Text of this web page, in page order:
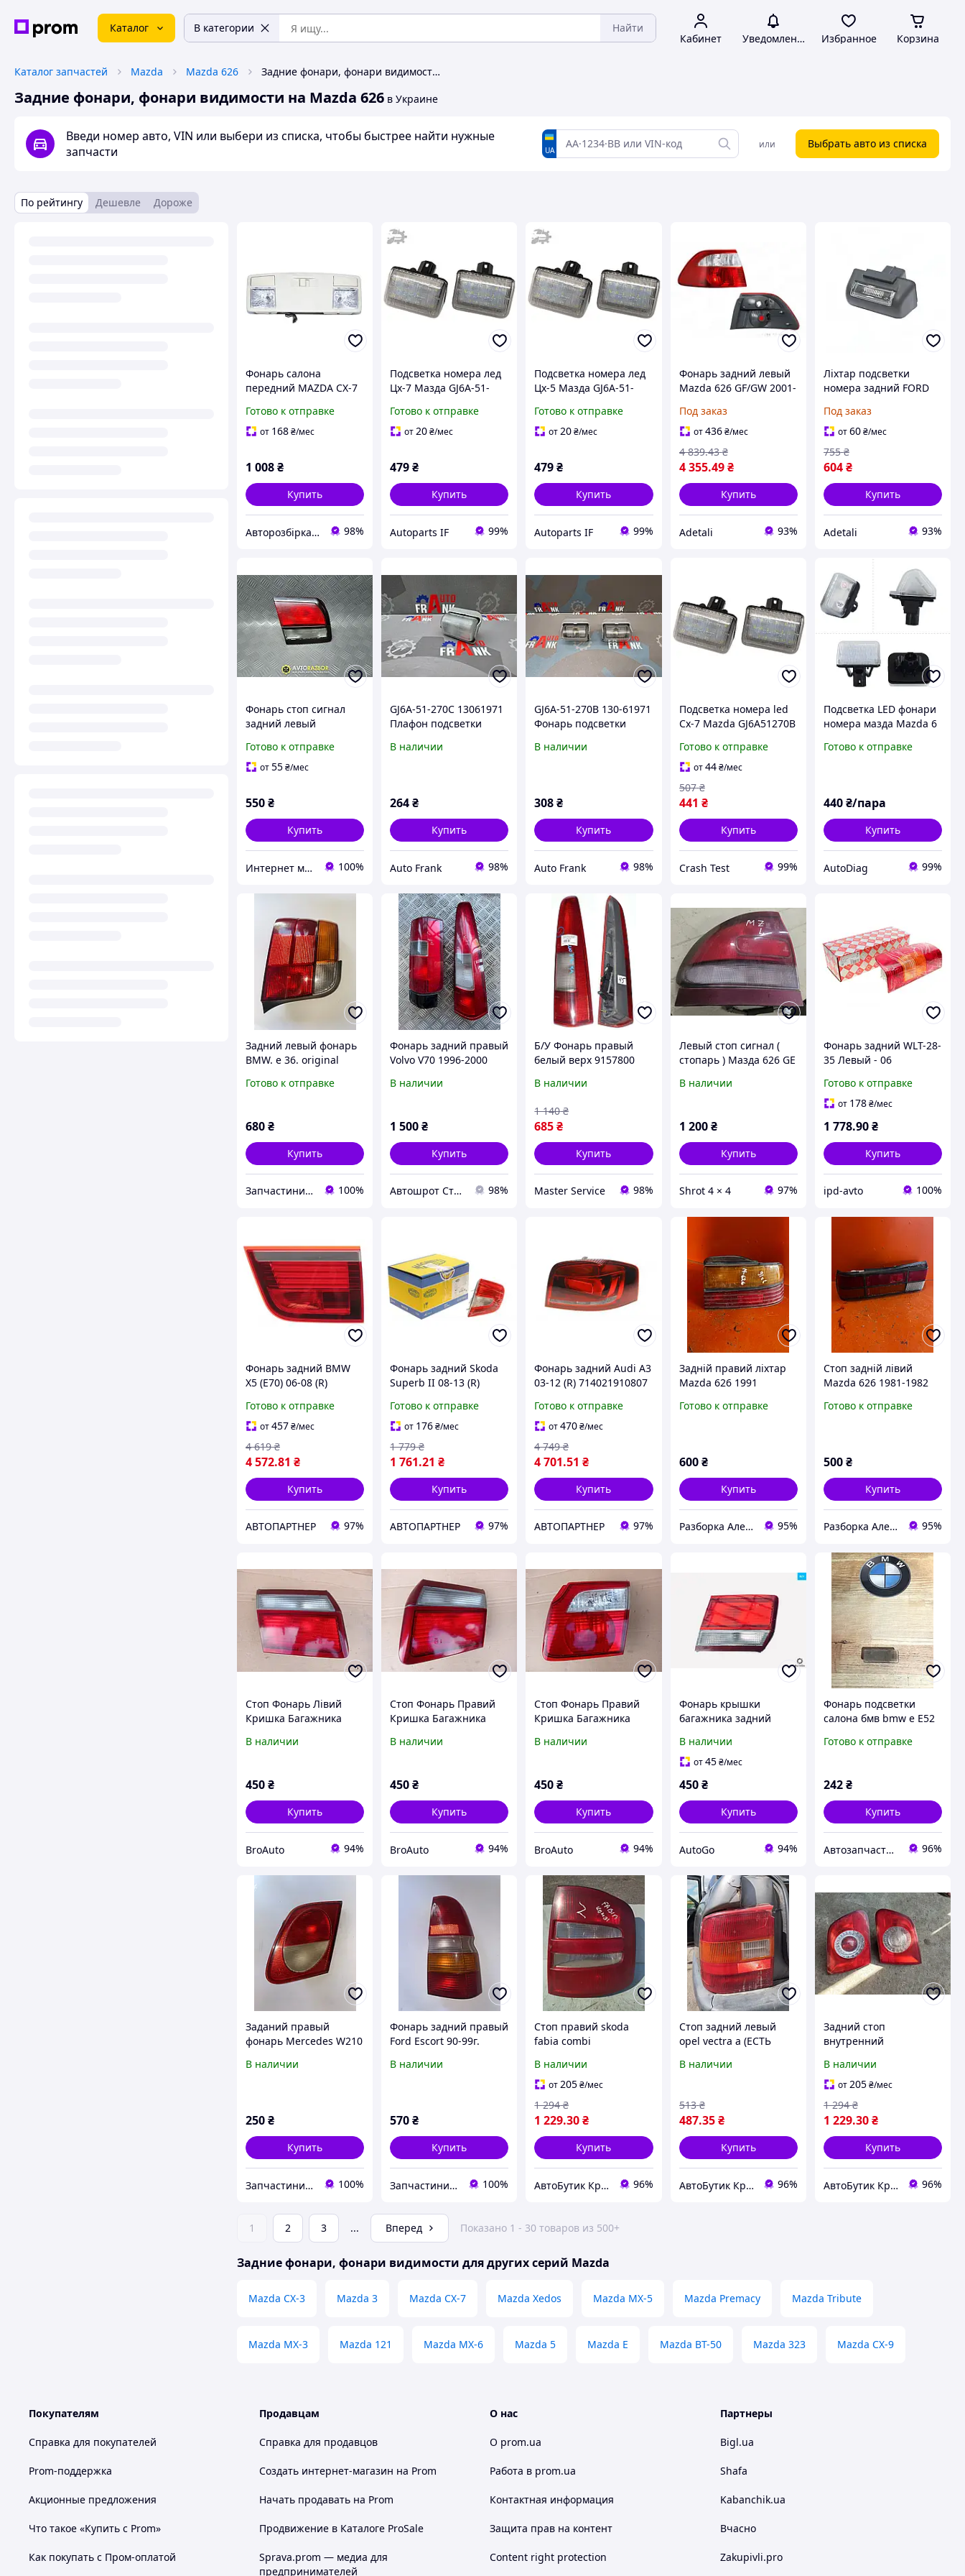
Каталог В категории Найти
Кабинет Уведомления Избранное Корзина
Каталог запчастей Mazda Mazda 626 Задние фонари, фонари видимости на Mazda 626
Задние фонари, фонари видимости на Mazda 626 в Украине
Введи номер авто, VIN или выбери из списка, чтобы быстрее найти нужные
запчасти
UA или Выбрать авто из списка
По рейтингу Дешевле Дороже
Фонарь салона
передний MAZDA CX-7
(GJ6A-69-970 75,
GJ6A6997075,
970A 75, GJ6A69970A75,
Готово к отправке
от 168₴/мес
1 008₴
Купить
Авторозбірка Мікроавтобусів 98%
Подсветка номера лед
Цх-7 Мазда GJ6A-51-
Готово к отправке
от20₴/мес
479₴
Купить
Autoparts IF 99%
Подсветка номера лед
Цх-5 Мазда GJ6A-51-
Готово к отправке
от20₴/мес
479₴
Купить
Autoparts IF 99%
Фонарь задний левый
Mazda 626 GF/GW 2001-
Под заказ
от436 ₴/мес
4 355.49 ₴
4 839.43 ₴
Купить
Adetali 93%
Ліхтар подсветки
номера задний FORD
2023 4388111
Под заказ
от60₴/мес
604₴
755 ₴
Купить
Adetali 93%
Фонарь стоп сигнал
задний левый
13261825 на Mazda 626
V (GF) 1997-2002 год
Готово к отправке
от55₴/мес
550₴
Купить
Интернет магазин "Avto-Rozbir" 100%
GJ6A-51-270C 13061971
Плафон подсветки
7 6
В наличии
264₴
Купить
Auto Frank 98%
GJ6A-51-270B 130-61971
Фонарь подсветки
Mazda CX-7, 6 GG
В наличии
308₴
Купить
Auto Frank 98%
Подсветка номера led
Cx-7 Mazda GJ6A51270B
Готово к отправке
от44 ₴/мес
441 ₴
507 ₴
Купить
Crash Test 99%
Подсветка LED фонари
номера мазда Mazda 6
знака
Готово к отправке
440₴/пара
Купить
AutoDiag 99%
Задний левый фонарь
BMW. e 36. original
Готово к отправке
680₴
Купить
Запчастини з Німеччини "WorldAuto" 100%
Фонарь задний правый
Volvo V70 1996-2000
В наличии
1 500₴
Купить
Автошрот Стрый 98%
Б/У Фонарь правый
белый верх 9157800
(9157800)
В наличии
685₴
1 140 ₴
Купить
Master Service 98%
Левый стоп сигнал (
стопарь ) Мазда 626 GE
В наличии
1 200 ₴
Купить
Shrot 4 × 4 97%
Фонарь задний WLT-28-
35 Левый - 06
Готово к отправке
от 178₴/мес
1 778.90₴
Купить
ipd-avto 100%
Фонарь задний BMW
X5 (E70) 06-08 (R)
Marelli
Готово к отправке
от457₴/мес
4 572.81 ₴
4 619 ₴
Купить
АВТОПАРТНЕР 97%
Фонарь задний Skoda
Superb II 08-13 (R)
Marelli
Готово к отправке
от 176₴/мес
1 761.21 ₴
1 779 ₴
Купить
АВТОПАРТНЕР 97%
Фонарь задний Audi A3
03-12 (R) 714021910807
Готово к отправке
от470₴/мес
4 701.51 ₴
4 749 ₴
Купить
АВТОПАРТНЕР 97%
Задній правий ліхтар
Mazda 626 1991
Готово к отправке
600 ₴
Купить
Разборка Александрия 95%
Стоп задній лівий
Mazda 626 1981-1982
Готово к отправке
500₴
Купить
Разборка Александрия 95%
Стоп Фонарь Лівий
Кришка Багажника
Універсал
В наличии
450₴
Купить
BroAuto 94%
Стоп Фонарь Правий
Кришка Багажника
GF Рестайл
В наличии
450₴
Купить
BroAuto 94%
Стоп Фонарь Правий
Кришка Багажника
Хечбек
В наличии
450₴
Купить
BroAuto 94%
Фонарь крышки
багажника задний
Mazda 626 226-61827
В наличии
от45 ₴/мес
450 ₴
Купить
AutoGo 94%
Фонарь подсветки
салона бмв bmw е E52
Готово к отправке
242₴
Купить
Автозапчастини 96%
Заданий правый
фонарь Mercedes W210
В наличии
250₴
Купить
Запчастини з Німеччини "WorldAuto" 100%
Фонарь задний правый
Ford Escort 90-99г.
В наличии
570₴
Купить
Запчастини з Німеччини "WorldAuto" 100%
Стоп правий skoda
fabia combi
В наличии
от205₴/мес
1 229.30₴
1 294 ₴
Купить
АвтоБутик Кременчуг 96%
Стоп задний левый
opel vectra а (ЕСТЬ
В наличии
487.35 ₴
513 ₴
Купить
АвтоБутик Кременчуг 96%
Задний стоп
внутренний
В наличии
от205₴/мес
1 229.30₴
1 294 ₴
Купить
АвтоБутик Кременчуг 96%
1 2 3 ... Вперед Показано 1 - 30 товаров из 500+
Задние фонари, фонари видимости для других серий Mazda
Mazda CX-3 Mazda 3 Mazda CX-7 Mazda Xedos Mazda MX-5 Mazda Premacy Mazda Tribute
Mazda MX-3 Mazda 121 Mazda MX-6 Mazda 5 Mazda E Mazda BT-50 Mazda 323 Mazda CX-9
Покупателям
Справка для покупателей
Prom-поддержка
Акционные предложения
Что такое «Купить с Prom»
Как покупать с Пром-оплатой
Продавцам
Справка для продавцов
Создать интернет-магазин на Prom
Начать продавать на Prom
Продвижение в Каталоге ProSale
Sprava.prom — медиа для
предпринимателей
О нас
О prom.ua
Работа в prom.ua
Контактная информация
Защита прав на контент
Content right protection
Партнеры
Bigl.ua
Shafa
Kabanchik.ua
Вчасно
Zakupivli.pro